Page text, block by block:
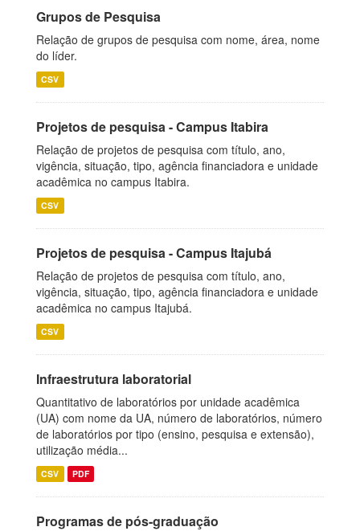
Grupos de Pesquisa
Relação de grupos de pesquisa com nome, área, nome
do líder.
CSV
Projetos de pesquisa - Campus Itabira
Relação de projetos de pesquisa com título, ano,
vigência, situação, tipo, agência financiadora e unidade
acadêmica no campus Itabira.
CSV
Projetos de pesquisa - Campus Itajubá
Relação de projetos de pesquisa com título, ano,
vigência, situação, tipo, agência financiadora e unidade
acadêmica no campus Itajubá.
CSV
Infraestrutura laboratorial
Quantitativo de laboratórios por unidade acadêmica
(UA) com nome da UA, número de laboratórios, número
de laboratórios por tipo (ensino, pesquisa e extensão),
utilização média...
CSV PDF
Programas de pós-graduação